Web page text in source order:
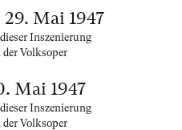
Mai 1947
Inszenierung
Volksoper
Mai 1947
Inszenierung
Volksoper